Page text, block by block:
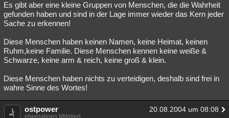
Es gibt aber eine kleine Gruppen von Menschen, die die Wahrheit
gefunden haben und sind in der Lage immer wieder das Kern jeder
Sache zu erkennen!
Diese Menschen haben keinen Namen, keine Heimat, keinen
Ruhm,keine Familie. Diese Menschen kennen keine weiße &
Schwarze, keine arm & reich, keine groß & klein.
Diese Menschen haben nichts zu verteidigen, deshalb sind frei in
wahre Sinne des Wortes!
ostpower 20.08.2004 um 08:08
ehemaliges Mitglied